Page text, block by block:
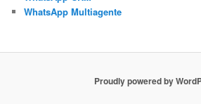
WhatsApp Multiagente
Proudly powered by